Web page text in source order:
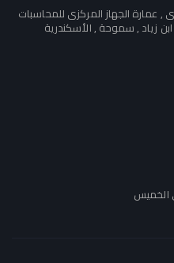
, عمارة الجهاز المركزى للمحاسبات